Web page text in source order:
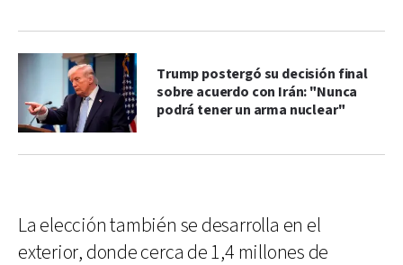
Trump postergó su decisión final
sobre acuerdo con Irán: "Nunca
podrá tener un arma nuclear"
La elección también se desarrolla en el
exterior, donde cerca de 1,4 millones de